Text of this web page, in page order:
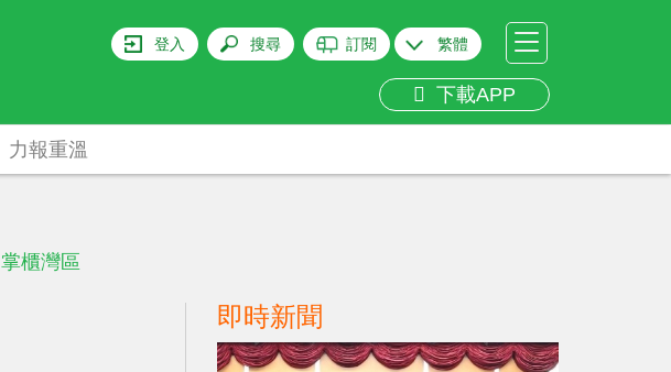
登入 搜尋 訂閱 繁體
下載APP
掌櫃灣區
力報重溫
即時新聞